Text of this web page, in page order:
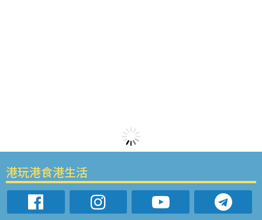
港玩港食港生活